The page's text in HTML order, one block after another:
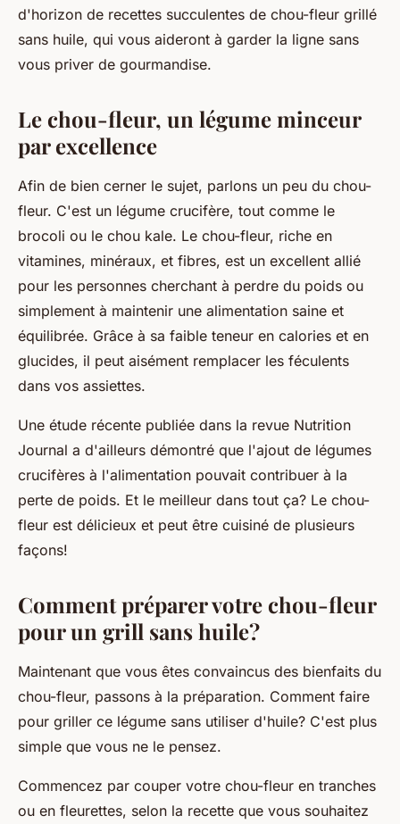
d'horizon de recettes succulentes de chou-fleur grillé
sans huile, qui vous aideront à garder la ligne sans
vous priver de gourmandise.
Le chou-fleur, un légume minceur
par excellence
Afin de bien cerner le sujet, parlons un peu du chou-
fleur. C'est un légume crucifère, tout comme le
brocoli ou le chou kale. Le chou-fleur, riche en
vitamines, minéraux, et fibres, est un excellent allié
pour les personnes cherchant à perdre du poids ou
simplement à maintenir une alimentation saine et
équilibrée. Grâce à sa faible teneur en calories et en
glucides, il peut aisément remplacer les féculents
dans vos assiettes.
Une étude récente publiée dans la revue Nutrition
Journal a d'ailleurs démontré que l'ajout de légumes
crucifères à l'alimentation pouvait contribuer à la
perte de poids. Et le meilleur dans tout ça? Le chou-
fleur est délicieux et peut être cuisiné de plusieurs
façons!
Comment préparer votre chou-fleur
pour un grill sans huile?
Maintenant que vous êtes convaincus des bienfaits du
chou-fleur, passons à la préparation. Comment faire
pour griller ce légume sans utiliser d'huile? C'est plus
simple que vous ne le pensez.
Commencez par couper votre chou-fleur en tranches
ou en fleurettes, selon la recette que vous souhaitez